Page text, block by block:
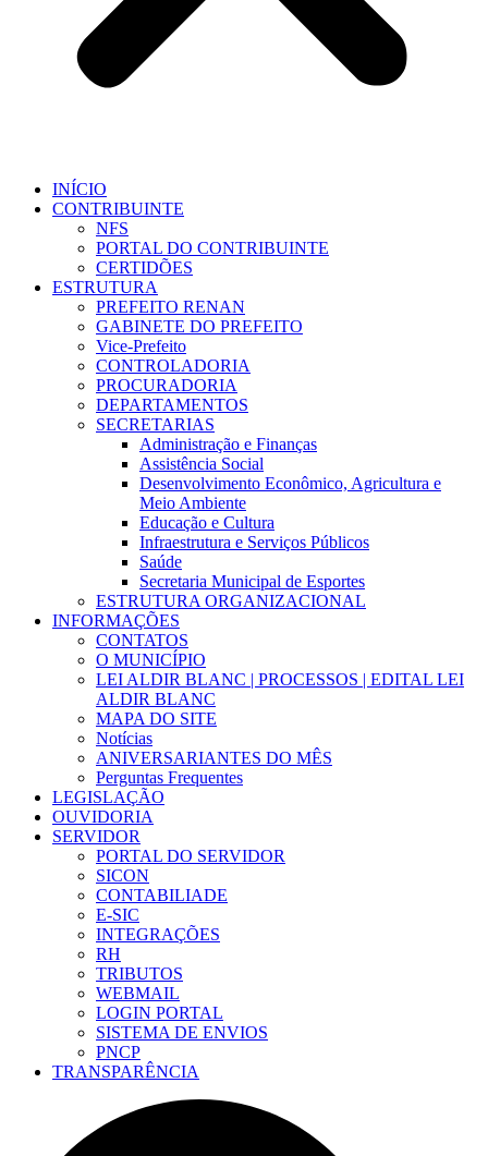
INÍCIO
CONTRIBUINTE
NFS
PORTAL DO CONTRIBUINTE
CERTIDÕES
ESTRUTURA
PREFEITO RENAN
GABINETE DO PREFEITO
Vice-Prefeito
CONTROLADORIA
PROCURADORIA
DEPARTAMENTOS
SECRETARIAS
Administração e Finanças
Assistência Social
Desenvolvimento Econômico, Agricultura e
Meio Ambiente
Educação e Cultura
Infraestrutura e Serviços Públicos
Saúde
Secretaria Municipal de Esportes
ESTRUTURA ORGANIZACIONAL
INFORMAÇÕES
CONTATOS
O MUNICÍPIO
LEI ALDIR BLANC | PROCESSOS | EDITAL LEI
ALDIR BLANC
MAPA DO SITE
Notícias
ANIVERSARIANTES DO MÊS
Perguntas Frequentes
LEGISLAÇÃO
OUVIDORIA
SERVIDOR
PORTAL DO SERVIDOR
SICON
CONTABILIADE
E-SIC
INTEGRAÇÕES
RH
TRIBUTOS
WEBMAIL
LOGIN PORTAL
SISTEMA DE ENVIOS
PNCP
TRANSPARÊNCIA